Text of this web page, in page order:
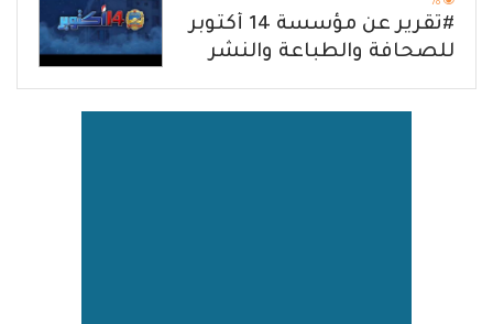
78
#تقرير عن مؤسسة 14 أكتوبر
للصحافة والطباعة والنشر